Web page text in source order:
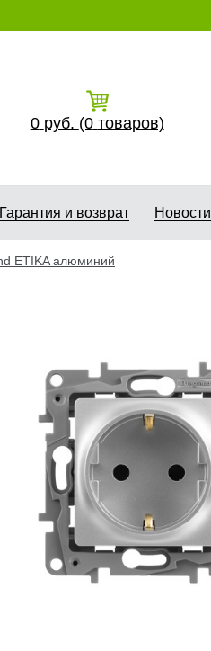
0 руб. (0 товаров)
Гарантия и возврат Новости
ETIKA алюминий